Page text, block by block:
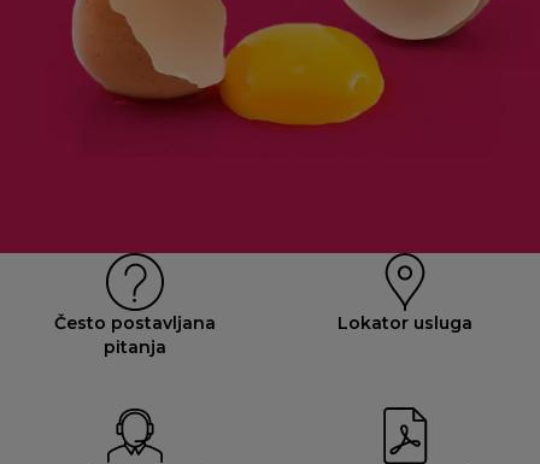
Često postavljana
pitanja
Lokator usluga